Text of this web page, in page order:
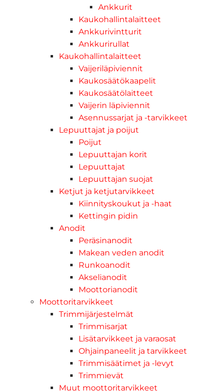
Ankkurit
Kaukohallintalaitteet
Ankkurivintturit
Ankkurirullat
Kaukohallintalaitteet
Vaijeriläpiviennit
Kaukosäätökaapelit
Kaukosäätölaitteet
Vaijerin läpiviennit
Asennussarjat ja -tarvikkeet
Lepuuttajat ja poijut
Poijut
Lepuuttajan korit
Lepuuttajat
Lepuuttajan suojat
Ketjut ja ketjutarvikkeet
Kiinnityskoukut ja -haat
Kettingin pidin
Anodit
Peräsinanodit
Makean veden anodit
Runkoanodit
Akselianodit
Moottorianodit
Moottoritarvikkeet
Trimmijärjestelmät
Trimmisarjat
Lisätarvikkeet ja varaosat
Ohjainpaneelit ja tarvikkeet
Trimmisäätimet ja -levyt
Trimmievät
Muut moottoritarvikkeet